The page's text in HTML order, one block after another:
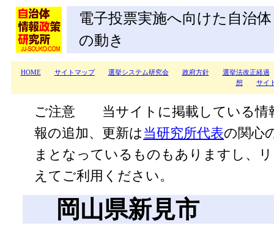
電子投票実施へ向けた自治体
の動き
HOME サイトマップ 選挙システム研究会 政府方針
選挙法改正経過
想
サイ
ご注意 当サイトに掲載している情
報の追加、更新は 当研究所代表の関心
まとなっているものもありますし、
えてご利用ください。
岡山県新見市